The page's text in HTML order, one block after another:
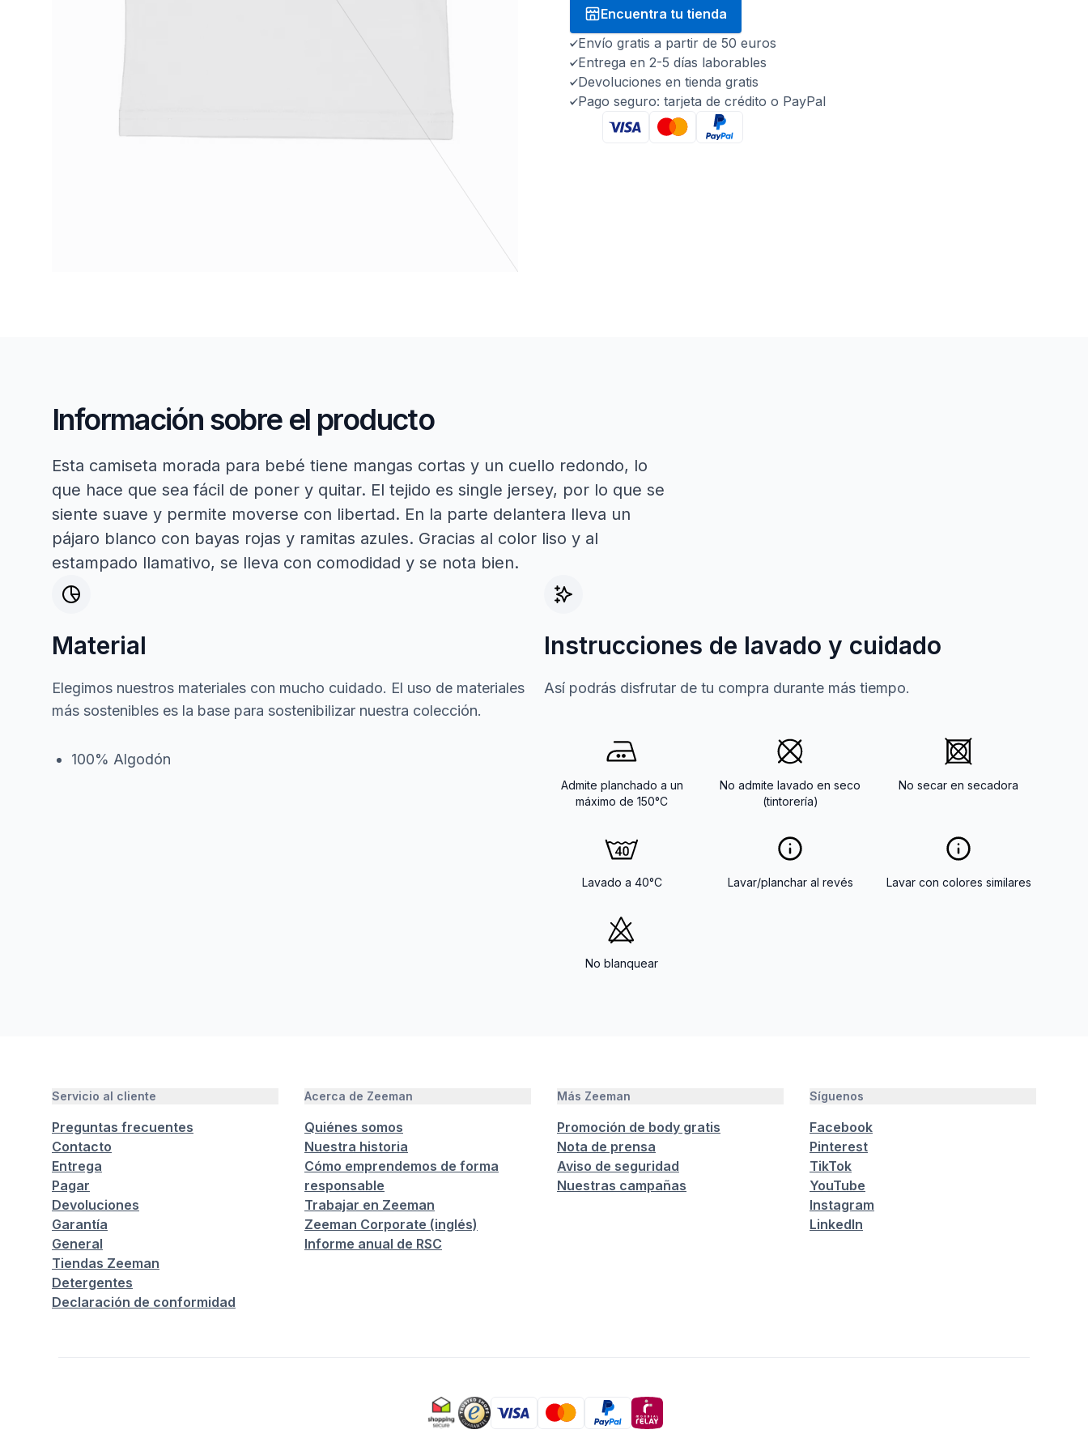
Encuentra tu tienda
Envío gratis a partir de 50 euros
Entrega en 2-5 días laborables
Devoluciones en tienda gratis
Pago seguro: tarjeta de crédito o PayPal
Información sobre el producto
Esta camiseta morada para bebé tiene mangas cortas y un cuello redondo, lo
que hace que sea fácil de poner y quitar. El tejido es single jersey, por lo que se
siente suave y permite moverse con libertad. En la parte delantera lleva un
pájaro blanco con bayas rojas y ramitas azules. Gracias al color liso y al
estampado llamativo, se lleva con comodidad y se nota bien.
Material
Elegimos nuestros materiales con mucho cuidado. El uso de materiales
más sostenibles es la base para sostenibilizar nuestra colección.
100% Algodón
Instrucciones de lavado y cuidado
Así podrás disfrutar de tu compra durante más tiempo.
Admite planchado a un
máximo de 150°C
No admite lavado en seco
(tintorería)
No secar en secadora
Lavado a 40°C Lavar/planchar al revés Lavar con colores similares
No blanquear
Servicio al cliente
Preguntas frecuentes
Contacto
Entrega
Pagar
Devoluciones
Garantía
General
Tiendas Zeeman
Detergentes
Declaración de conformidad
Acerca de Zeeman
Quiénes somos
Nuestra historia
Cómo emprendemos de forma
responsable
Trabajar en Zeeman
Zeeman Corporate (inglés)
Informe anual de RSC
Más Zeeman
Promoción de body gratis
Nota de prensa
Aviso de seguridad
Nuestras campañas
Síguenos
Facebook
Pinterest
TikTok
YouTube
Instagram
LinkedIn